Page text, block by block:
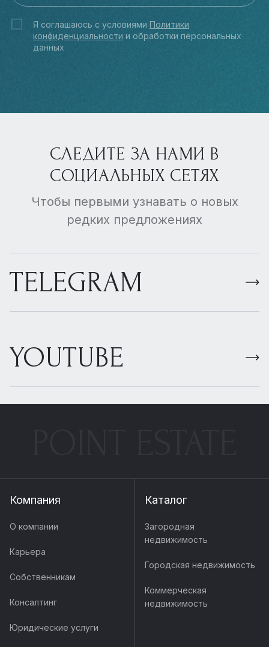
Я соглашаюсь с условиями Политики
конфиденциальности и обработки персональных
данных
СЛЕДИТЕ ЗА НАМИ В
СОЦИАЛЬНЫХ СЕТЯХ
Чтобы первыми узнавать о новых
редких предложениях
TELEGRAM
YOUTUBE
Компания
О компании
Карьера
Собственникам
Консалтинг
Юридические услуги
Каталог
Загородная
недвижимость
Городская недвижимость
Коммерческая
недвижимость